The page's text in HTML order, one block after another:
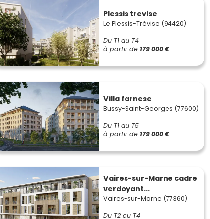
Plessis trevise
Le Plessis-Trévise (94420)
Du T1 au T4
à partir de 179 000 €
Villa farnese
Bussy-Saint-Georges (77600)
Du T1 au T5
à partir de 179 000 €
Vaires-sur-Marne cadre
verdoyant...
Vaires-sur-Marne (77360)
Du T2 au T4